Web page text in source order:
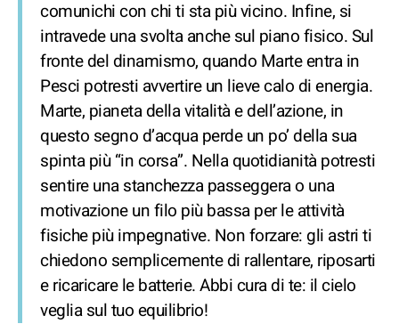
comunichi con chi ti sta più vicino. Infine, si
intravede una svolta anche sul piano fisico. Sul
fronte del dinamismo, quando Marte entra in
Pesci potresti avvertire un lieve calo di energia.
Marte, pianeta della vitalità e dell’azione, in
questo segno d’acqua perde un po’ della sua
spinta più “in corsa”. Nella quotidianità potresti
sentire una stanchezza passeggera o una
motivazione un filo più bassa per le attività
fisiche più impegnative. Non forzare: gli astri ti
chiedono semplicemente di rallentare, riposarti
e ricaricare le batterie. Abbi cura di te: il cielo
veglia sul tuo equilibrio!